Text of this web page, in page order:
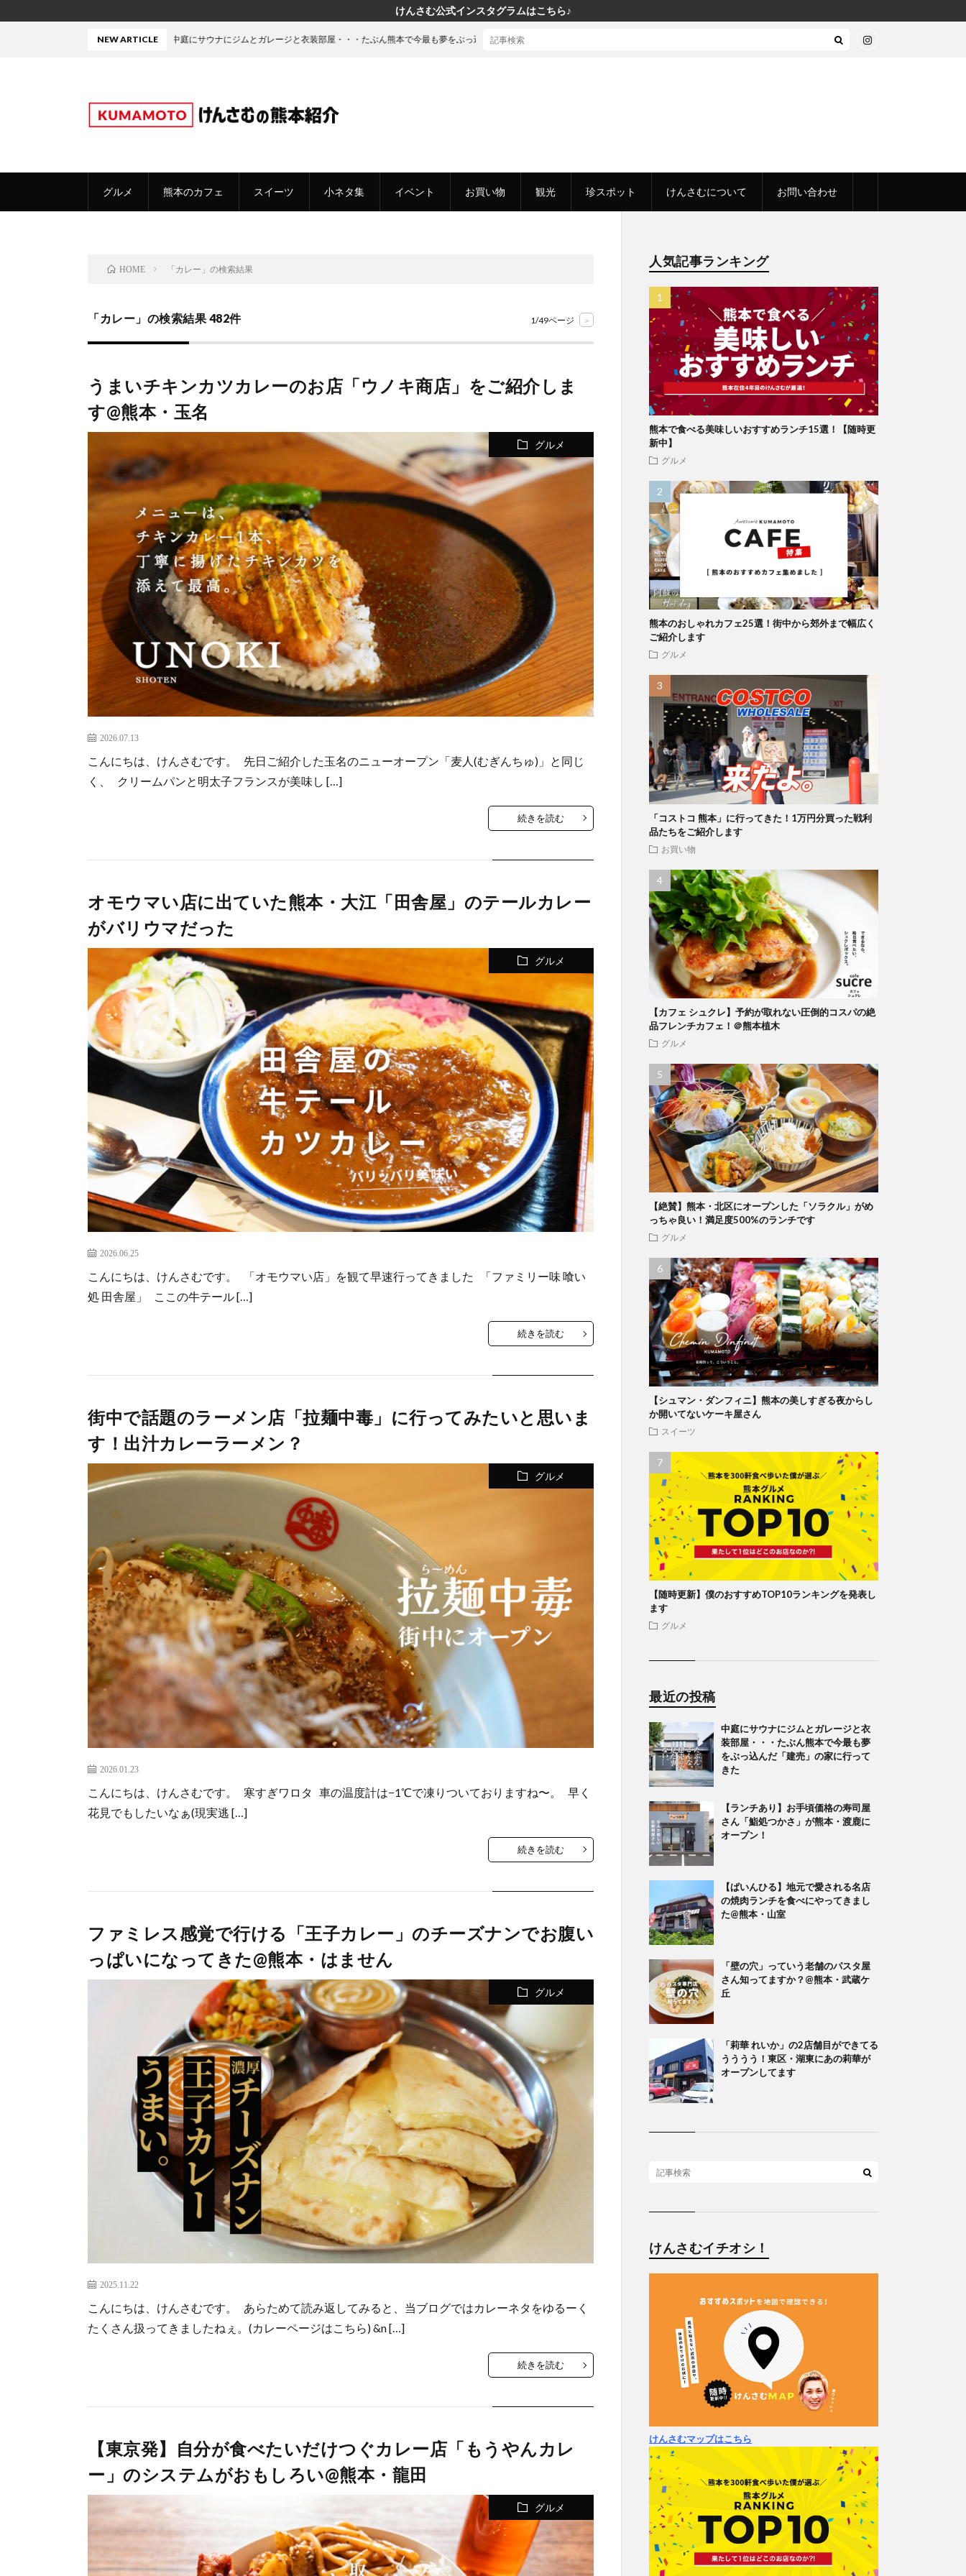
けんさむ公式インスタグラムはこちら♪
グルメ 熊本のカフェ スイーツ 小ネタ集 イベント お買い物 観光 珍スポット けんさむについて お問い合わせ
NEW ARTICLE
中庭にサウナにジムとガレージと衣装部屋・・・たぶん熊本で今最も夢をぶっ込んだ「建売」の家に行ってきた
HOME 「カレー」の検索結果
「カレー」の検索結果 482件 1/49ページ >
うまいチキンカツカレーのお店「ウノキ商店」をご紹介しま
す@熊本・玉名
グルメ
2026.07.13
こんにちは、けんさむです。 先日ご紹介した玉名のニューオープン「麦人(むぎんちゅ)」と同じ
く、 クリームパンと明太子フランスが美味し […]
続きを読む
オモウマい店に出ていた熊本・大江「田舎屋」のテールカレー
がバリウマだった
グルメ
2026.06.25
こんにちは、けんさむです。 「オモウマい店」を観て早速行ってきました 「ファミリー味 喰い
処 田舎屋」 ここの牛テール […]
続きを読む
街中で話題のラーメン店「拉麺中毒」に行ってみたいと思いま
す！出汁カレーラーメン？
グルメ
2026.01.23
こんにちは、けんさむです。 寒すぎワロタ 車の温度計は−1℃で凍りついておりますね〜。 早く
花見でもしたいなぁ(現実逃 […]
続きを読む
ファミレス感覚で行ける「王子カレー」のチーズナンでお腹い
っぱいになってきた@熊本・はません
グルメ
2025.11.22
こんにちは、けんさむです。 あらためて読み返してみると、当ブログではカレーネタをゆるーく
たくさん扱ってきましたねぇ。(カレーページはこちら) &n […]
続きを読む
【東京発】自分が食べたいだけつぐカレー店「もうやんカレ
ー」のシステムがおもしろい@熊本・龍田
グルメ
人気記事ランキング
熊本で食べる美味しいおすすめランチ15選！【随時更
新中】
グルメ
熊本のおしゃれカフェ25選！街中から郊外まで幅広く
ご紹介します
グルメ
「コストコ 熊本」に行ってきた！1万円分買った戦利
品たちをご紹介します
お買い物
【カフェ シュクレ】予約が取れない圧倒的コスパの絶
品フレンチカフェ！＠熊本植木
グルメ
【絶賛】熊本・北区にオープンした「ソラクル」がめ
っちゃ良い！満足度500%のランチです
グルメ
【シュマン・ダンフィニ】熊本の美しすぎる夜からし
か開いてないケーキ屋さん
スイーツ
【随時更新】僕のおすすめTOP10ランキングを発表し
ます
グルメ
最近の投稿
中庭にサウナにジムとガレージと衣
装部屋・・・たぶん熊本で今最も夢
をぶっ込んだ「建売」の家に行って
きた
【ランチあり】お手頃価格の寿司屋
さん「鮨処つかさ」が熊本・渡鹿に
オープン！
【ぱいんひる】地元で愛される名店
の焼肉ランチを食べにやってきまし
た@熊本・山室
「壁の穴」っていう老舗のパスタ屋
さん知ってますか？@熊本・武蔵ケ
丘
「莉華 れいか」の2店舗目ができてる
うううう！東区・湖東にあの莉華が
オープンしてます
けんさむイチオシ！
けんさむマップはこちら